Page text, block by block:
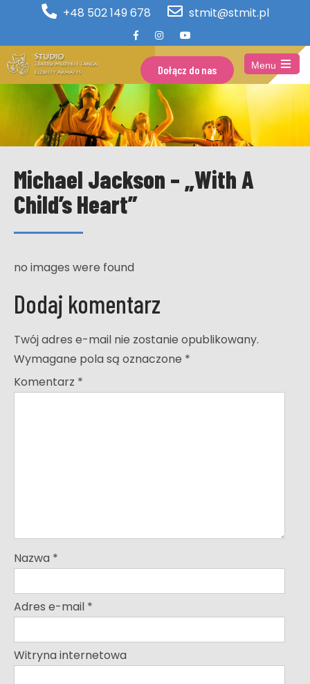
+48 502 149 678 stmit@stmit.pl
Dołącz do nas
Menu
Open
the
main
menu
Michael Jackson – „With A
Child’s Heart”
no images were found
Dodaj komentarz
Twój adres e-mail nie zostanie opublikowany.
Wymagane pola są oznaczone *
Komentarz *
Nazwa *
Adres e-mail *
Witryna internetowa